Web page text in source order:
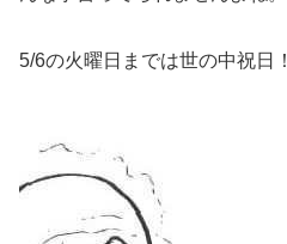
5/6の火曜日までは世の中祝日！